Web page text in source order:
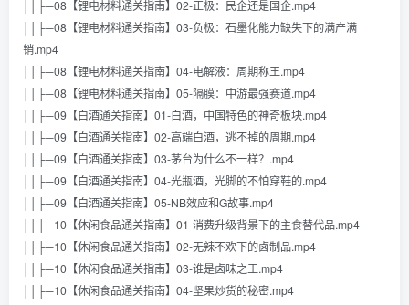
││├─08【锂电材料通关指南】02-正极：民企还是国企.mp4
││├─08【锂电材料通关指南】03-负极：石墨化能力缺失下的满产满
销.mp4
││├─08【锂电材料通关指南】04-电解液：周期称王.mp4
││├─08【锂电材料通关指南】05-隔膜：中游最强赛道.mp4
││├─09【白酒通关指南】01-白酒，中国特色的神奇板块.mp4
││├─09【白酒通关指南】02-高端白酒，逃不掉的周期.mp4
││├─09【白酒通关指南】03-茅台为什么不一样？.mp4
││├─09【白酒通关指南】04-光瓶酒，光脚的不怕穿鞋的.mp4
││├─09【白酒通关指南】05-NB效应和G故事.mp4
││├─10【休闲食品通关指南】01-消费升级背景下的主食替代品.mp4
││├─10【休闲食品通关指南】02-无辣不欢下的卤制品.mp4
││├─10【休闲食品通关指南】03-谁是卤味之王.mp4
││├─10【休闲食品通关指南】04-坚果炒货的秘密.mp4